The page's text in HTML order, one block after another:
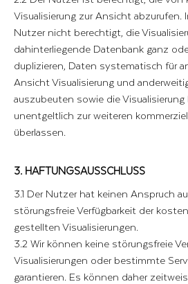
Visualisierung zur Ansicht abzurufen.
Nutzer nicht berechtigt, die
dahinterliegende Datenbank ganz
duplizieren, Daten systematisch für
Ansicht Visualisierung und
auszubeuten sowie die
unentgeltlich zur weiteren
überlassen.
3. HAFTUNGS­AUSSCHLUSS
3.1 Der Nutzer hat keinen Anspruch
störungsfreie Verfügbarkeit der
gestellten Visualisierungen.
3.2 Wir können keine störungsfreie
Visualisierungen oder bestimmte
garantieren. Es können daher